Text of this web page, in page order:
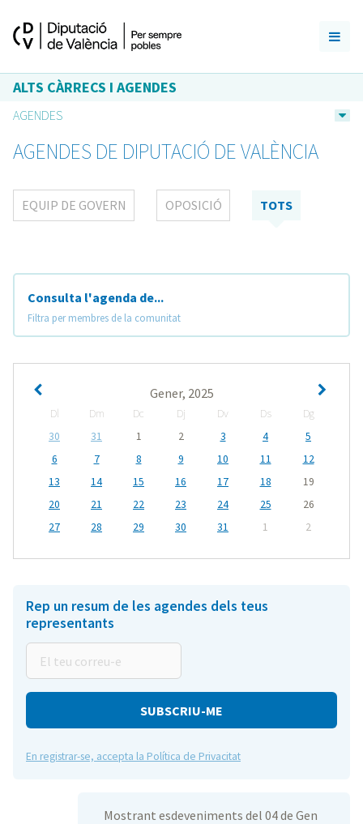
ALTS CÀRRECS I AGENDES
AGENDES
AGENDES DE DIPUTACIÓ DE VALÈNCIA
EQUIP DE GOVERN OPOSICIÓ TOTS
Consulta l'agenda de...
Filtra per membres de la comunitat
Gener, 2025
Dl Dm Dc Dj Dv Ds
Dg
30
31 1 2 3 4
5
6
7 8 9 10 11
12
13
14 15 16 17 18
19
20
21 22 23 24 25
26
27
28 29 30 31 1 2
Rep un resum de les agendes dels teus
representants
teu
correu-
En registrar-se, accepta la Política de Privacitat
Mostrant esdeveniments del 04 de Gen